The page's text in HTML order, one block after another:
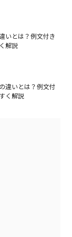
いとは？例文付き
解説
違いとは？例文付
く解説